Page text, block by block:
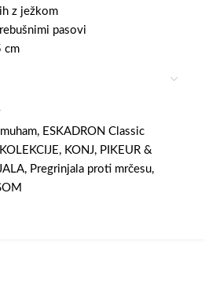
z ježkom
pasovi
cm
, ESKADRON Classic
KOLEKCIJE, KONJ, PIKEUR &
, Pregrinjala proti mrčesu,